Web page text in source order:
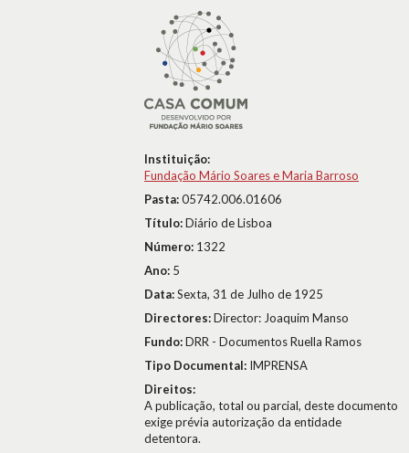
Instituição:
Fundação Mário Soares e Maria Barroso
Pasta:05742.006.01606
Título:Diário de Lisboa
Número: 1322
Ano: 5
Data:Sexta, 31 de Julho de 1925
Directores:Director: Joaquim Manso
Fundo:DRR - Documentos Ruella Ramos
Tipo Documental: IMPRENSA
Direitos:
A publicação, total ou parcial, deste documento
exige prévia autorização da entidade
detentora.